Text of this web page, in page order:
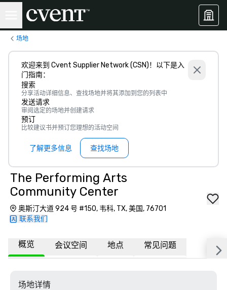
场地
欢迎来到 Cvent Supplier Network (CSN)！以下是入
门指南：
搜索
分享活动详细信息、查找场地并将其添加到您的列表中
发送请求
审阅选定的场地并创建请求
预订
比较建议书并预订您理想的活动空间
了解更多信息 查找场地
The Performing Arts
Community Center
奥斯汀大道 924 号 #150, 韦科, TX, 美国, 76701
联系我们
概览 会议空间 地点 常见问题
场地详情